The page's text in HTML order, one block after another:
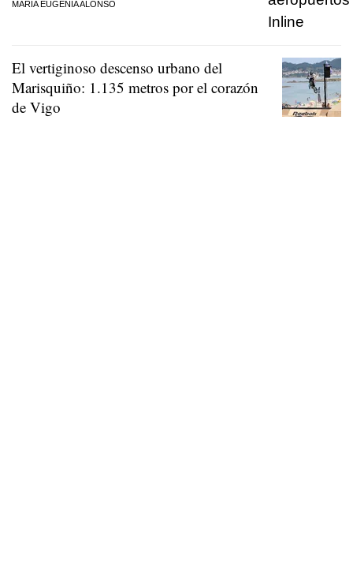
MARÍA EUGENIA ALONSO
El vertiginoso descenso urbano del
Marisquiño: 1.135 metros por el corazón
de Vigo